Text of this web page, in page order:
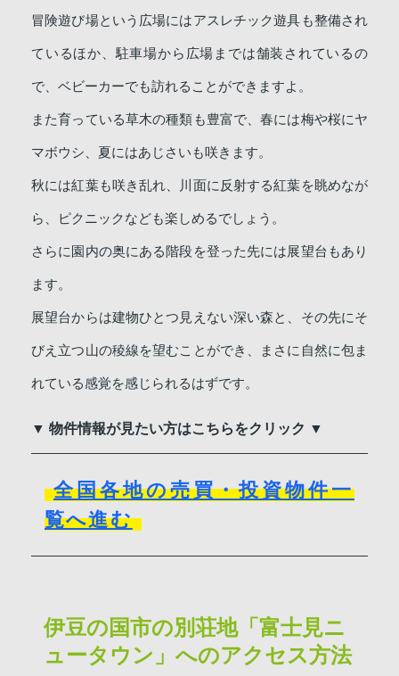
冒険遊び場という広場にはアスレチック遊具も整備され
ているほか、駐車場から広場までは舗装されているの
で、ベビーカーでも訪れることができますよ。
また育っている草木の種類も豊富で、春には梅や桜にヤ
マボウシ、夏にはあじさいも咲きます。
秋には紅葉も咲き乱れ、川面に反射する紅葉を眺めなが
ら、ピクニックなども楽しめるでしょう。
さらに園内の奥にある階段を登った先には展望台もあり
ます。
展望台からは建物ひとつ見えない深い森と、その先にそ
びえ立つ山の稜線を望むことができ、まさに自然に包ま
れている感覚を感じられるはずです。
▼ 物件情報が見たい方はこちらをクリック ▼
全国各地の売買・投資物件一
覧へ進む
伊豆の国市の別荘地「富士見ニ
ュータウン」へのアクセス方法